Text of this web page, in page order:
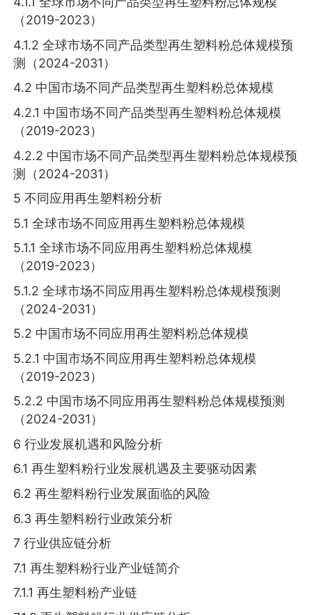
（2019-2023）
4.1.2 全球市场不同产品类型再生塑料粉总体规模预
测（2024-2031）
4.2 中国市场不同产品类型再生塑料粉总体规模
4.2.1 中国市场不同产品类型再生塑料粉总体规模
（2019-2023）
4.2.2 中国市场不同产品类型再生塑料粉总体规模预
测（2024-2031）
5 不同应用再生塑料粉分析
5.1 全球市场不同应用再生塑料粉总体规模
5.1.1 全球市场不同应用再生塑料粉总体规模
（2019-2023）
5.1.2 全球市场不同应用再生塑料粉总体规模预测
（2024-2031）
5.2 中国市场不同应用再生塑料粉总体规模
5.2.1 中国市场不同应用再生塑料粉总体规模
（2019-2023）
5.2.2 中国市场不同应用再生塑料粉总体规模预测
（2024-2031）
6 行业发展机遇和风险分析
6.1 再生塑料粉行业发展机遇及主要驱动因素
6.2 再生塑料粉行业发展面临的风险
6.3 再生塑料粉行业政策分析
7 行业供应链分析
7.1 再生塑料粉行业产业链简介
7.1.1 再生塑料粉产业链